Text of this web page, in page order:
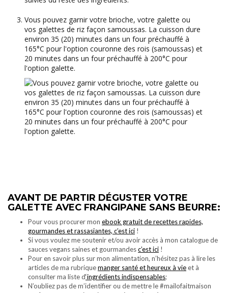
Vous pouvez garnir votre brioche, votre galette ou
vos galettes de riz façon samoussas. La cuisson dure
environ 35 (20) minutes dans un four préchauffé à
165°C pour l'option couronne des rois (samoussas) et
20 minutes dans un four préchauffé à 200°C pour
l'option galette.
AVANT DE PARTIR DÉGUSTER VOTRE
GALETTE AVEC FRANGIPANE SANS BEURRE:
Pour vous procurer mon ebook gratuit de recettes rapides,
gourmandes et rassasiantes, c’est ici !
Si vous voulez me soutenir et/ou avoir accès à mon catalogue de
sauces vegans saines et gourmandesc’est ici !
Pour en savoir plus sur mon alimentation, n’hésitez pas à lire les
articles de ma rubriquemanger santé et heureux à vieet à
consulter ma liste d‘ingrédients indispensables;
N’oubliez pas de m’identifier ou de mettre le #mailofaitmaison